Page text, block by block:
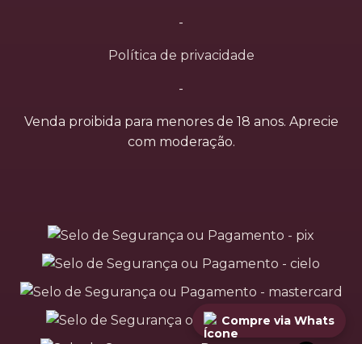
-
Política de privacidade
-
Venda proibida para menores de 18 anos. Aprecie
com moderação.
Compre via Whats